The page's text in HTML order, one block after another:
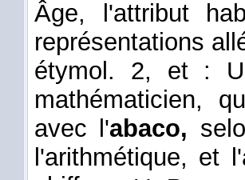
Âge, l'attribut
représentations
étymol. 2, et :
mathématicien,
avec l'abaco,
l'arithmétique, et